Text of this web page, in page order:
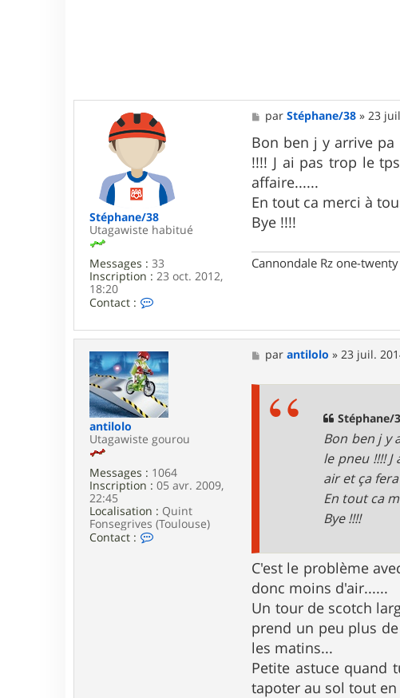
Stéphane/38
Utagawiste habitué
Messages : 33
Inscription : 23 oct. 2012,
18:20
Contact :
t
a
c
t
e
r
S
é
h
a
n
/
3
M
e
s
s
a
g
e
parStéphane/38 » 23
Bon ben j y arrive
!!!! J ai pas trop le
affaire......
En tout ca merci à
Bye !!!!
Cannondale Rz one-
antilolo
Utagawiste gourou
Messages : 1064
Inscription : 05 avr. 2009,
22:45
Localisation : Quint
Fonsegrives (Toulouse)
Contact :
M
e
parantilolo » 23 juil.
Stéphane/
Bon ben j y
le pneu !!!!
air et ça
En tout ca
Bye !!!!
C'est le problème
donc moins d'air......
Un tour de scotch
prend un peu plus
les matins...
Petite astuce quand
tapoter au sol tout